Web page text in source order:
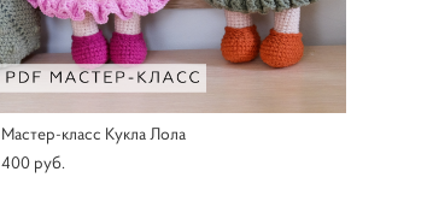
Мастер-класс Кукла Лола
400 pуб.